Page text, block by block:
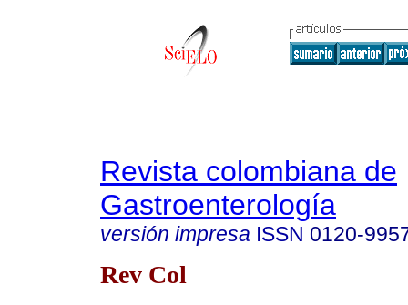
Revista colombiana de
Gastroenterología
versión impresa ISSN 0120-
Rev Col